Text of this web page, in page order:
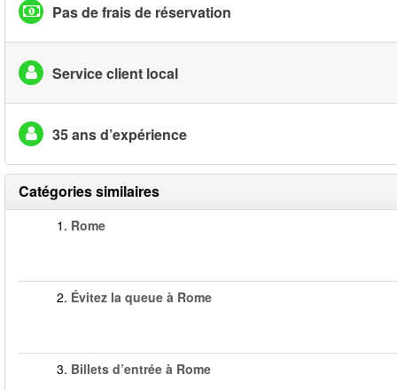
Pas de frais de réservation
Service client local
35 ans d’expérience
Catégories similaires
1. Rome
2. Évitez la queue à Rome
3. Billets d’entrée à Rome